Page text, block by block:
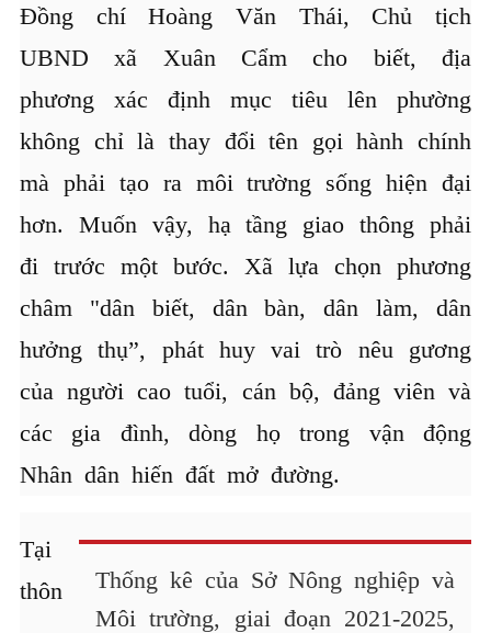
Đồng chí Hoàng Văn Thái, Chủ tịch
UBND xã Xuân Cẩm cho biết, địa
phương xác định mục tiêu lên phường
không chỉ là thay đổi tên gọi hành chính
mà phải tạo ra môi trường sống hiện đại
hơn. Muốn vậy, hạ tầng giao thông phải
đi trước một bước. Xã lựa chọn phương
châm "dân biết, dân bàn, dân làm, dân
hưởng thụ”, phát huy vai trò nêu gương
của người cao tuổi, cán bộ, đảng viên và
các gia đình, dòng họ trong vận động
Nhân dân hiến đất mở đường.
Thống kê của Sở Nông nghiệp và
Môi trường, giai đoạn 2021-2025,
Tại
thôn